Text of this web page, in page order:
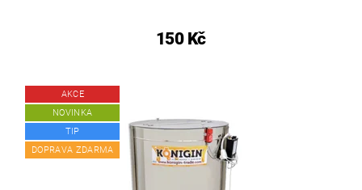
150 Kč
AKCE
NOVINKA
TIP
DOPRAVA ZDARMA